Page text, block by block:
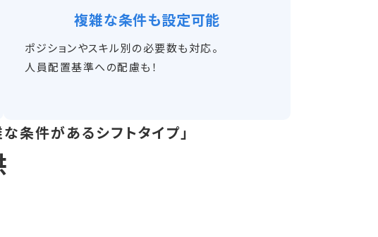
複雑な条件も設定可能
ポジションやスキル別の必要数も対応。
人員配置基準への配慮も！
条件があるシフトタイプ」